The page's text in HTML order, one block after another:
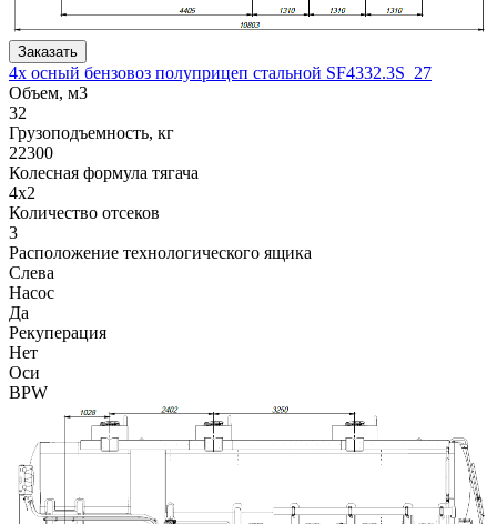
Заказать
4х осный бензовоз полуприцеп стальной SF4332.3S_27
Объем, м3
32
Грузоподъемность, кг
22300
Колесная формула тягача
4x2
Количество отсеков
3
Расположение технологического ящика
Слева
Насос
Да
Рекуперация
Нет
Оси
BPW